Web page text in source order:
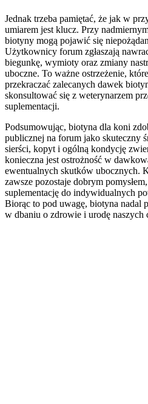
Jednak trzeba pamiętać, że jak w
umiarem jest klucz. Przy
biotyny mogą pojawić się
Użytkownicy forum zgłaszają
biegunkę, wymioty oraz zmiany
uboczne. To ważne ostrzeżenie,
przekraczać zalecanych dawek
skonsultować się z weterynarzem
suplementacji.
Podsumowując, biotyna dla koni
publicznej na forum jako skuteczny
sierści, kopyt i ogólną kondycję
konieczna jest ostrożność w
ewentualnych skutków ubocznych.
zawsze pozostaje dobrym
suplementację do indywidualnych
Biorąc to pod uwagę, biotyna nadal
w dbaniu o zdrowie i urodę naszych